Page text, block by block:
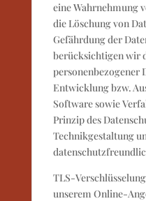
eine Wahrnehmung
die Löschung von
Gefährdung der
berücksichtigen wir
personenbezogener
Entwicklung bzw.
Software sowie
Prinzip des
Technikgestaltung
TLS-
unserem Online-